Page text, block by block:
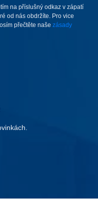
na příslušný odkaz v zápatí
od nás obdržíte. Pro vice
přečtěte naše zásady